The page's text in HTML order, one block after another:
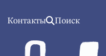
Контакты Поиск